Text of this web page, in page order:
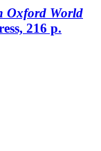
Oxford World
216 p.